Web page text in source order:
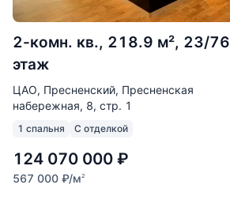
2-комн. кв., 218.9 м², 23/76
этаж
ЦАО, Пресненский, Пресненская
набережная, 8, стр. 1
1 спальня С отделкой
124 070 000 ₽
567 000 ₽/м2